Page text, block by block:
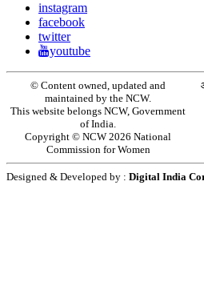
instagram
facebook
twitter
youtube
© Content owned, updated and
maintained by the NCW.
This website belongs NCW, Government
of India.
Copyright © NCW 2026 National
Commission for Women
Designed & Developed by : Digital India